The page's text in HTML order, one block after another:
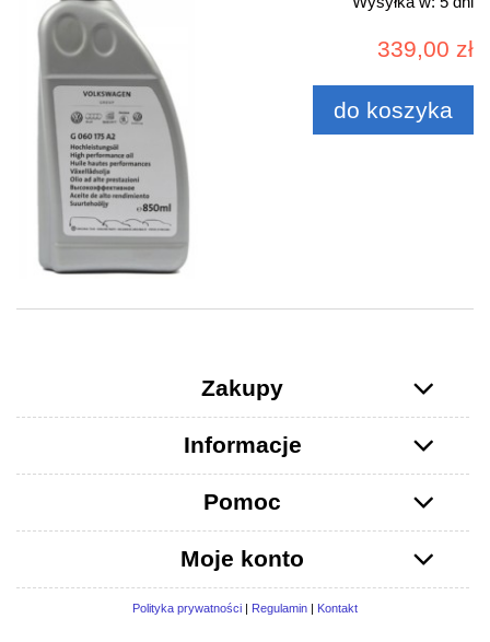
339,00 zł
do koszyka
Zakupy
Informacje
Pomoc
Moje konto
Polityka prywatności | Regulamin | Kontakt